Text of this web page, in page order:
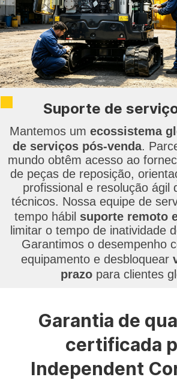
Suporte de
Mantemos um ecossistema
de serviços pós-venda.
mundo obtêm acesso ao
de peças de reposição,
profissional e resolução ágil
técnicos. Nossa equipe de
tempo hábil suporte remoto
limitar o tempo de inatividade
Garantimos o desempenho
equipamento e desbloquear
prazo para clientes
Garantia de
certificada
Independent